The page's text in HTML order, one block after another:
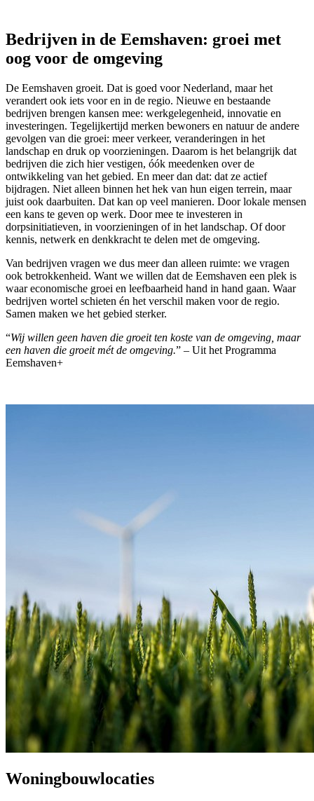
Bedrijven in de Eemshaven: groei met
oog voor de omgeving
De Eemshaven groeit. Dat is goed voor Nederland, maar het
verandert ook iets voor en in de regio. Nieuwe en bestaande
bedrijven brengen kansen mee: werkgelegenheid, innovatie en
investeringen. Tegelijkertijd merken bewoners en natuur de andere
gevolgen van die groei: meer verkeer, veranderingen in het
landschap en druk op voorzieningen. Daarom is het belangrijk dat
bedrijven die zich hier vestigen, óók meedenken over de
ontwikkeling van het gebied. En meer dan dat: dat ze actief
bijdragen. Niet alleen binnen het hek van hun eigen terrein, maar
juist ook daarbuiten. Dat kan op veel manieren. Door lokale mensen
een kans te geven op werk. Door mee te investeren in
dorpsinitiatieven, in voorzieningen of in het landschap. Of door
kennis, netwerk en denkkracht te delen met de omgeving.
Van bedrijven vragen we dus meer dan alleen ruimte: we vragen
ook betrokkenheid. Want we willen dat de Eemshaven een plek is
waar economische groei en leefbaarheid hand in hand gaan. Waar
bedrijven wortel schieten én het verschil maken voor de regio.
Samen maken we het gebied sterker.
“Wij willen geen haven die groeit ten koste van de omgeving, maar
een haven die groeit mét de omgeving.” – Uit het Programma
Eemshaven+
Woningbouwlocaties